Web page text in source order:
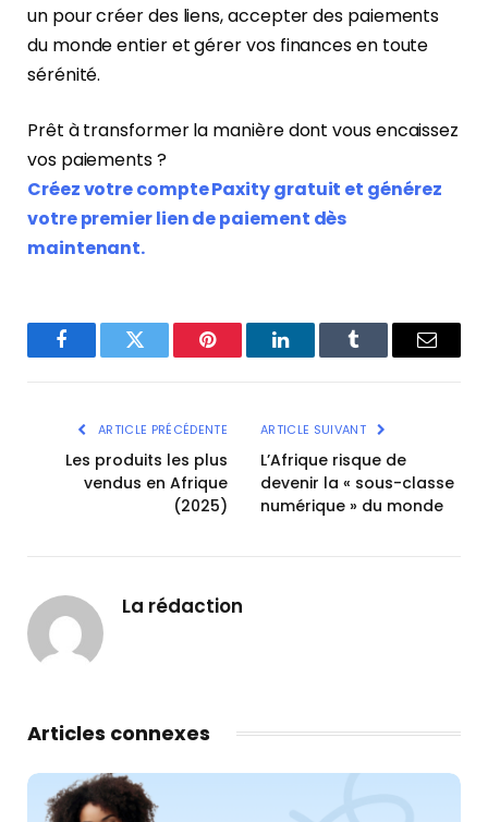
un pour créer des liens, accepter des paiements
du monde entier et gérer vos finances en toute
sérénité.
Prêt à transformer la manière dont vous encaissez
vos paiements ?
Créez votre compte Paxity gratuit et générez
votre premier lien de paiement dès
maintenant.
FacebookTwitter Pinterest LinkedInTumblr Email
ARTICLE PRÉCÉDENTE
Les produits les plus
vendus en Afrique
(2025)
ARTICLE SUIVANT
L’Afrique risque de
devenir la « sous-classe
numérique » du monde
La rédaction
Articles connexes